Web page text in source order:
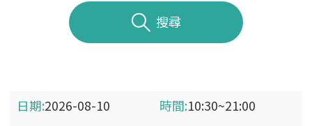
搜尋
2026-08-10
10:30~21:00